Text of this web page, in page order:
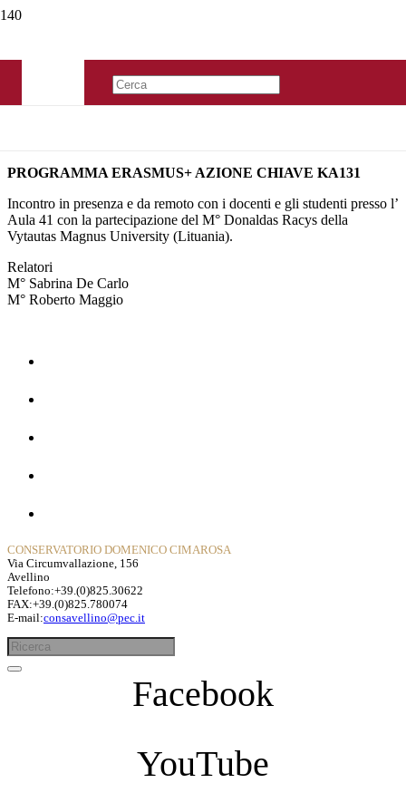
PROGRAMMA ERASMUS+ AZIONE CHIAVE KA131
Incontro in presenza e da remoto con i docenti e gli studenti presso l’
Aula 41 con la partecipazione del M° Donaldas Racys della
Vytautas Magnus University (Lituania).
Relatori
M° Sabrina De Carlo
M° Roberto Maggio
CONSERVATORIO DOMENICO CIMAROSA
Via Circumvallazione, 156
Avellino
Telefono:+39.(0)825.30622
FAX:+39.(0)825.780074
E-mail:consavellino@pec.it
Facebook
YouTube